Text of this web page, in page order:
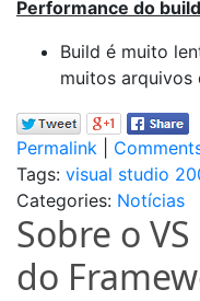
Performance do
Build é muito
muitos arquivos
Permalink
Tags: visual studio
Categories: Notícias
Sobre o
do